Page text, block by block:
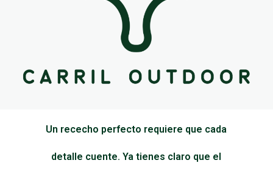
Un rececho perfecto requiere que cada
detalle cuente. Ya tienes claro que el